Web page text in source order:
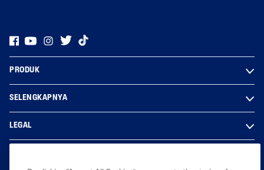
PRODUK
SELENGKAPNYA
LEGAL